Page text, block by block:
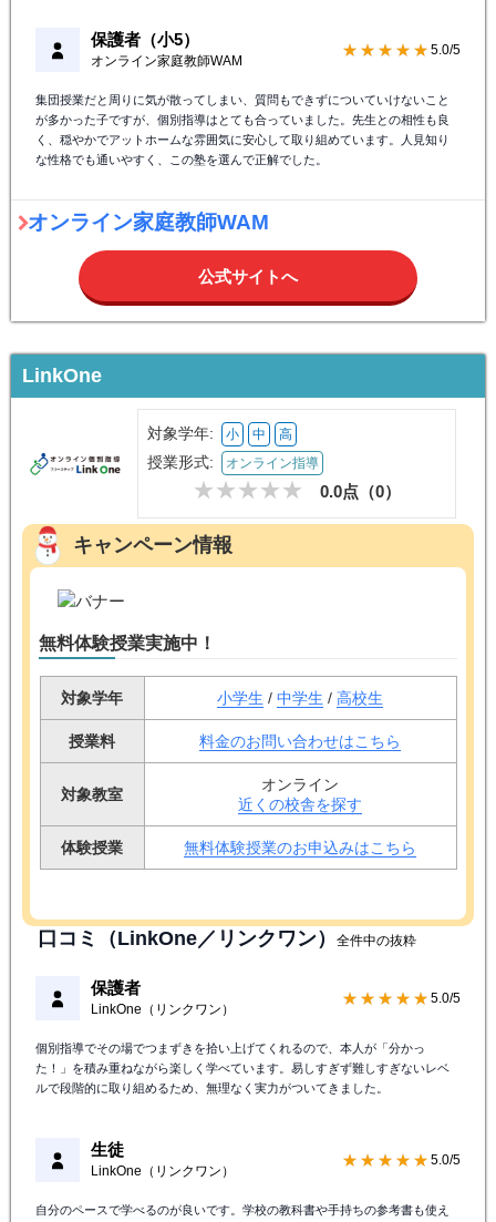
保護者（小5）
オンライン家庭教師WAM
★★★★★ 5.0/5
集団授業だと周りに気が散ってしまい、質問もできずについていけないこと
が多かった子ですが、個別指導はとても合っていました。先生との相性も良
く、穏やかでアットホームな雰囲気に安心して取り組めています。人見知り
な性格でも通いやすく、この塾を選んで正解でした。
オンライン家庭教師WAM
公式サイトへ
LinkOne
対象学年: 小 中 高
授業形式: オンライン指導
0.0点（0）
キャンペーン情報
無料体験授業実施中！
対象学年 小学生 / 中学生 / 高校生
授業料 料金のお問い合わせはこちら
対象教室
オンライン
近くの校舎を探す
体験授業 無料体験授業のお申込みはこちら
口コミ（LinkOne／リンクワン） 全件中の抜粋
保護者
LinkOne（リンクワン）
★★★★★ 5.0/5
個別指導でその場でつまずきを拾い上げてくれるので、本人が「分かっ
た！」を積み重ねながら楽しく学べています。易しすぎず難しすぎないレベ
ルで段階的に取り組めるため、無理なく実力がついてきました。
生徒
LinkOne（リンクワン）
★★★★★ 5.0/5
自分のペースで学べるのが良いです。学校の教科書や手持ちの参考書も使え